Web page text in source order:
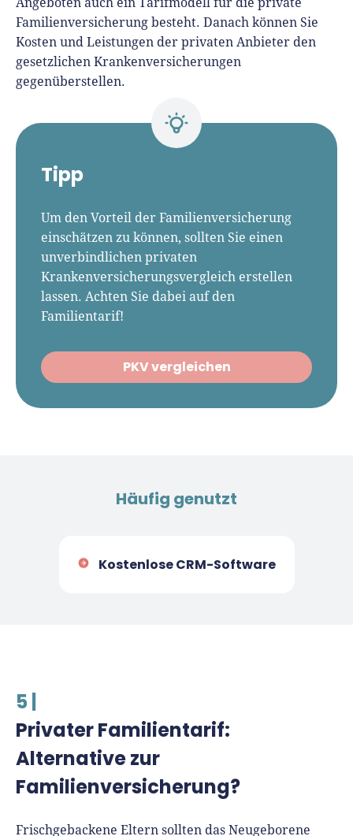
Familienversicherung besteht. Danach können Sie
Kosten und Leistungen der privaten Anbieter den
gesetzlichen Krankenversicherungen
gegenüberstellen.
Tipp
Um den Vorteil der Familienversicherung
einschätzen zu können, sollten Sie einen
unverbindlichen privaten
Krankenversicherungsvergleich erstellen
lassen. Achten Sie dabei auf den
Familientarif!
PKV vergleichen
Häufig genutzt
Kostenlose CRM-Software
5 |
Privater Familientarif:
Alternative zur
Familienversicherung?
Frischgebackene Eltern sollten das Neugeborene